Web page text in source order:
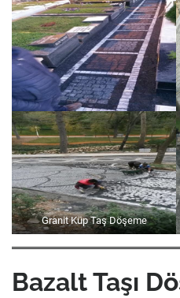
Granit Küp Taş Döşeme
Bazalt Taşı